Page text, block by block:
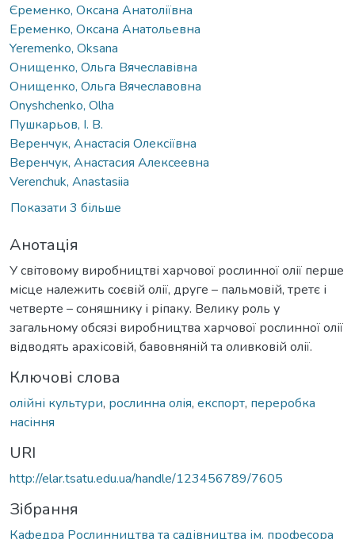
Єременко, Оксана Анатоліївна
Еременко, Оксана Анатольевна
Yeremenko, Oksana
Онищенко, Ольга Вячеславівна
Онищенко, Ольга Вячеславовна
Onyshchenko, Olha
Пушкарьов, І. В.
Веренчук, Анастасія Олексіївна
Веренчук, Анастасия Алексеевна
Verenchuk, Anastasiia
Показати 3 більше
Анотація
У світовому виробництві харчової рослинної олії перше
місце належить соєвій олії, друге – пальмовій, третє і
четверте – соняшнику і ріпаку. Велику роль у
загальному обсязі виробництва харчової рослинної олії
відводять арахісовій, бавовняній та оливковій олії.
Ключові слова
олійні культури, рослинна олія, експорт, переробка
насіння
URI
http://elar.tsatu.edu.ua/handle/123456789/7605
Зібрання
Кафедра Рослинництва та садівництва ім. професора